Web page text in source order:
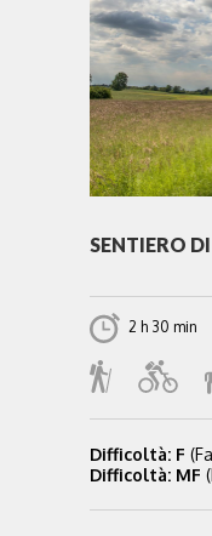
SENTIERO
2 h 30 min
Difficoltà: F
Difficoltà: MF